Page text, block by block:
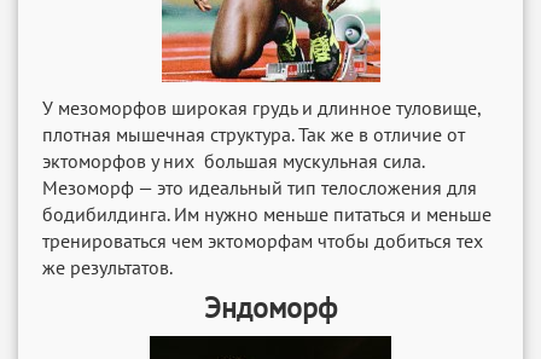
У мезоморфов широкая грудь и длинное туловище,
плотная мышечная структура. Так же в отличие от
эктоморфов у них большая мускульная сила.
Мезоморф — это идеальный тип телосложения для
бодибилдинга. Им нужно меньше питаться и меньше
тренироваться чем эктоморфам чтобы добиться тех
же результатов.
Эндоморф